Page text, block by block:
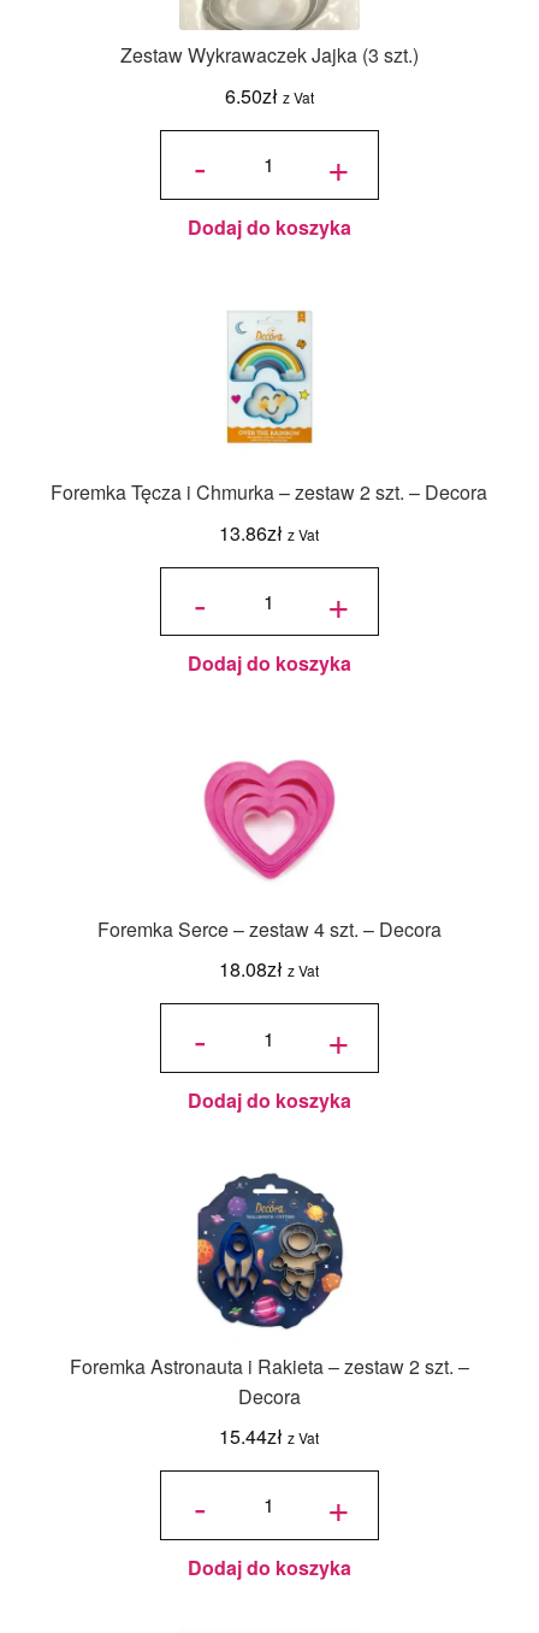
Zestaw Wykrawaczek Jajka (3 szt.)
6.50zł z Vat
-
ilość Zestaw
Jajka (3 szt.) +
Dodaj do koszyka
Foremka Tęcza i Chmurka – zestaw 2 szt. – Decora
13.86zł z Vat
-
ilość
Chmurka
- zestaw
2 szt. -
Decora +
Dodaj do koszyka
Foremka Serce – zestaw 4 szt. – Decora
18.08zł z Vat
-
ilość
zestaw 4
szt. -
Decora +
Dodaj do koszyka
Foremka Astronauta i Rakieta – zestaw 2 szt. –
Decora
15.44zł z Vat
-
ilość
i Rakieta -
zestaw 2
szt. -
Decora +
Dodaj do koszyka